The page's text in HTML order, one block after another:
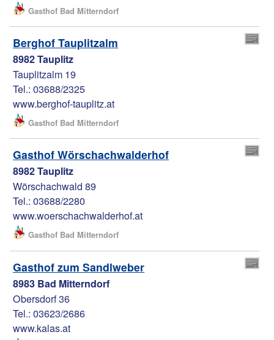
Gasthof Bad Mitterndorf
Berghof Tauplitzalm
8982 Tauplitz
Tauplitzalm 19
Tel.: 03688/2325
www.berghof-tauplitz.at
Gasthof Bad Mitterndorf
Gasthof Wörschachwalderhof
8982 Tauplitz
Wörschachwald 89
Tel.: 03688/2280
www.woerschachwalderhof.at
Gasthof Bad Mitterndorf
Gasthof zum Sandlweber
8983 Bad Mitterndorf
Obersdorf 36
Tel.: 03623/2686
www.kalas.at